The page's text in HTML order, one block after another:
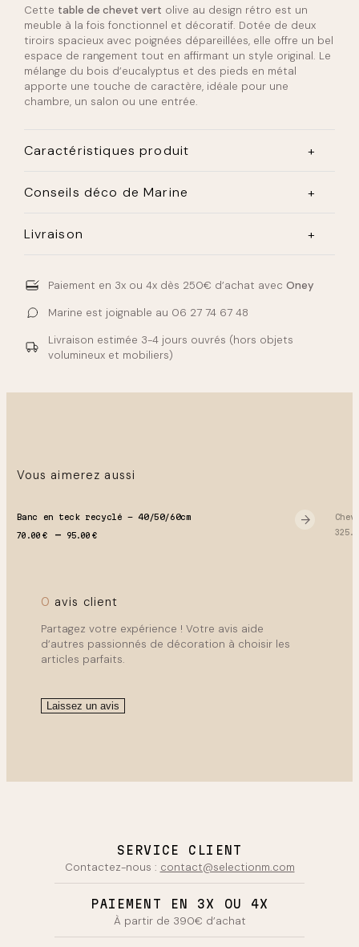
Cette table de chevet vert olive au design rétro est un
meuble à la fois fonctionnel et décoratif. Dotée de deux
tiroirs spacieux avec poignées dépareillées, elle offre un bel
espace de rangement tout en affirmant un style original. Le
mélange du bois d’eucalyptus et des pieds en métal
apporte une touche de caractère, idéale pour une
chambre, un salon ou une entrée.
Caractéristiques produit
Conseils déco de Marine
d’appoint dans une entrée ou un salon. Elle peut
votre intérieur.
Livraison
rendez-vous est effectuée quelques jours avant le
passage du livreur. ( Le jour et créneau de livraison ne
sont pas au choix )
Livraison en bas de l’immeuble.
Délai de livraison :
Paiement en 3x ou 4x dès 250€ d’achat avec Oney
Marine est joignable au 06 27 74 67 48
Livraison estimée 3-4 jours ouvrés (hors objets
volumineux et mobiliers)
Vous aimerez aussi
Banc en teck recyclé – 40/50/60cm
70.00 € 95.00 €Plage de prix : 70.00 € à 95.00 €
0 avis client
Partagez votre expérience ! Votre avis aide
d’autres passionnés de décoration à choisir les
articles parfaits.
Laissez un avis
SERVICE CLIENT
Contactez-nous : contact@selectionm.com
PAIEMENT EN 3X OU 4X
À partir de 390€ d’achat